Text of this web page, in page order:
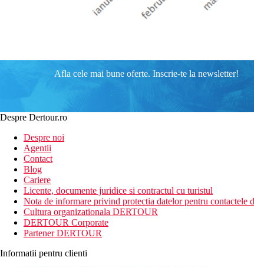
Afla cele mai bune oferte. Inscrie-te la newsletter!
Despre Dertour.ro
Despre noi
Agentii
Contact
Blog
Cariere
Licente, documente juridice si contractul cu turistul
Nota de informare privind protectia datelor pentru contactele
Cultura organizationala DERTOUR
DERTOUR Corporate
Partener DERTOUR
Informatii pentru clienti